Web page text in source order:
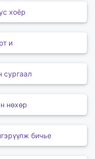
хоёр
и
сургаал
нөхөр
бичье